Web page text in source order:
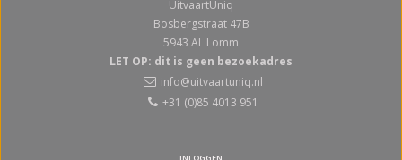
UitvaartUniq
Bosbergstraat 47B
5943 AL Lomm
LET OP: dit is geen bezoekadres
info@uitvaartuniq.nl
+31 (0)85 4013 951